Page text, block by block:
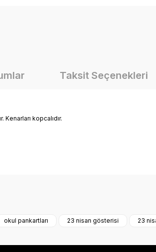
Taksit Seçenekleri
Kenarları kopcalıdır.
okul pankartları 23 nisan gösterisi 23